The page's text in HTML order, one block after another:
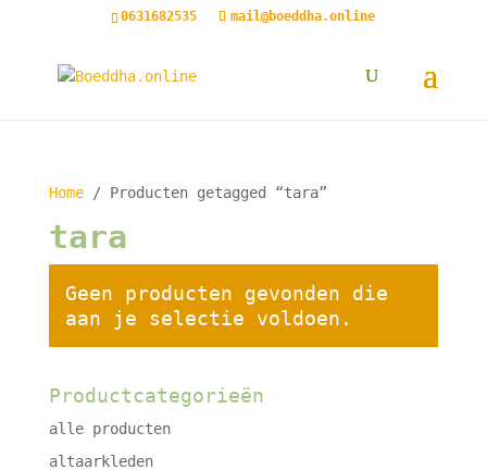
0631682535 mail@boeddha.online
Home/ Producten getagged “tara”
tara
Geen producten gevonden die
aan je selectie voldoen.
Productcategorieën
alle producten
altaarkleden